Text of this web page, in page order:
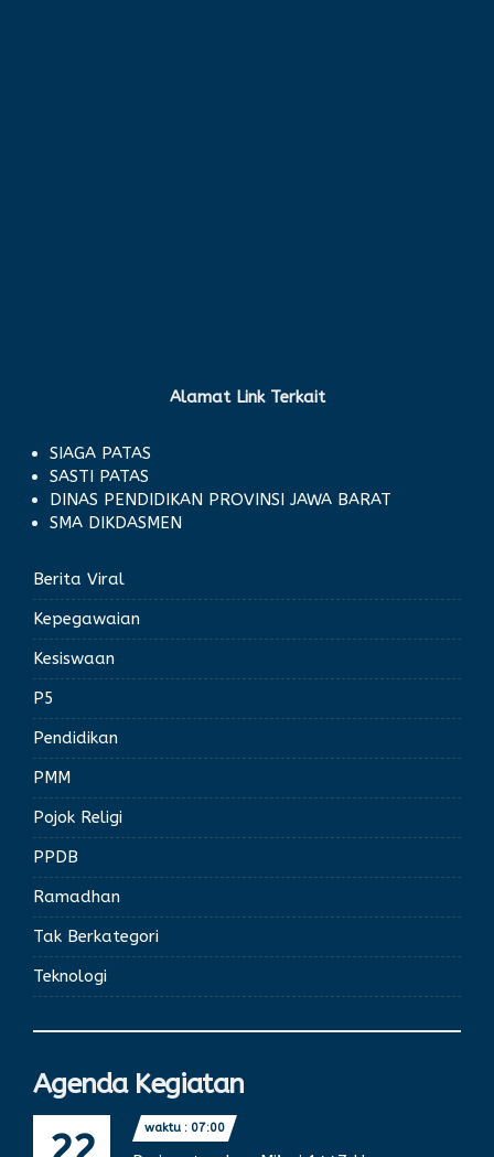
Alamat Link Terkait
SIAGA PATAS
SASTI PATAS
DINAS PENDIDIKAN PROVINSI JAWA BARAT
SMA DIKDASMEN
Berita Viral
Kepegawaian
Kesiswaan
P5
Pendidikan
PMM
Pojok Religi
PPDB
Ramadhan
Tak Berkategori
Teknologi
Agenda Kegiatan
waktu : 07:00